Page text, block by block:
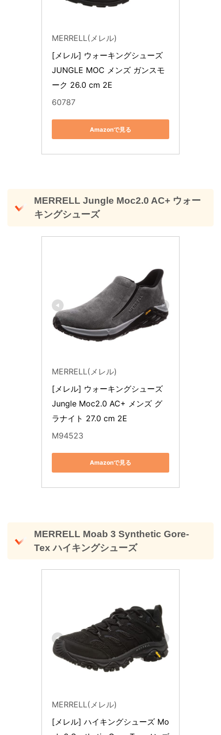
MERRELL(メレル)
[メレル] ウォーキングシューズ
JUNGLE MOC メンズ ガンスモ
ーク 26.0 cm 2E
60787
Amazonで見る
MERRELL Jungle Moc2.0 AC+ ウォー
キングシューズ
MERRELL(メレル)
[メレル] ウォーキングシューズ
Jungle Moc2.0 AC+ メンズ グ
ラナイト 27.0 cm 2E
M94523
Amazonで見る
MERRELL Moab 3 Synthetic Gore-
Tex ハイキングシューズ
MERRELL(メレル)
[メレル] ハイキングシューズ Mo